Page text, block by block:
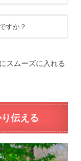
すか？
スムーズに入れる
伝える